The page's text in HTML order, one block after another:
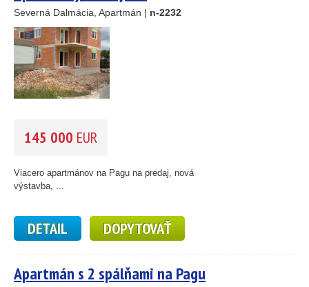
Severná Dalmácia, Apartmán | n-2232
145 000 EUR
Viacero apartmánov na Pagu na predaj, nová
výstavba, ...
DETAIL DOPYTOVAŤ
Apartmán s 2 spálňami na Pagu